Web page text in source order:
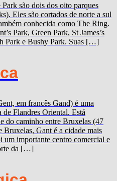
são dois dos oito parques
Eles são cortados de norte a sul
conhecida como The Ring.
Park, Green Park, St James’s
Park e Bushy Park. Suas […]
em francês Gand) é uma
Flandres Oriental. Está
do caminho entre Bruxelas (47
Gant é a cidade mais
importante centro comercial e
da […]